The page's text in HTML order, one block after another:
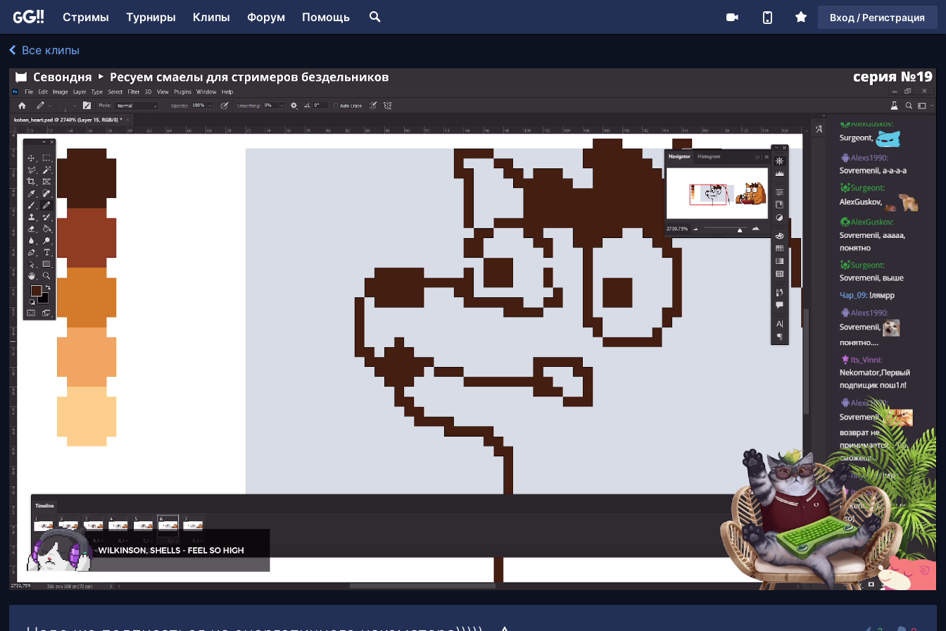
Стримы Турниры Клипы Форум Помощь Вход / Регистрация
Все клипы
Sovremenii играл в Adobe Photoshop
218 просмотров